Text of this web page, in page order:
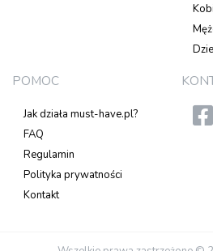
POMOC
Jak działa must-have.pl?
FAQ
Regulamin
Polityka prywatności
Kontakt